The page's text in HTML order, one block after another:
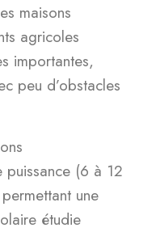
maisons
agricoles
importantes,
peu d’obstacles
(6 à 12
une
étudie